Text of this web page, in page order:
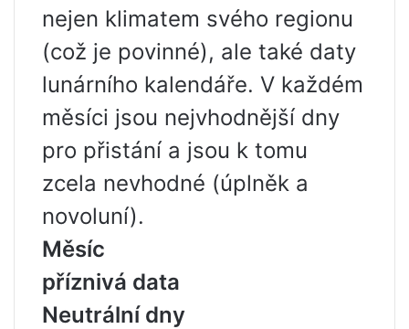
nejen klimatem svého regionu
(což je povinné), ale také daty
lunárního kalendáře. V každém
měsíci jsou nejvhodnější dny
pro přistání a jsou k tomu
zcela nevhodné (úplněk a
novoluní).
Měsíc
příznivá data
Neutrální dny